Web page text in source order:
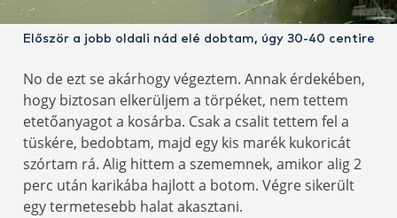
Először a jobb oldali nád elé dobtam, úgy 30-40 centire
No de ezt se akárhogy végeztem. Annak érdekében,
hogy biztosan elkerüljem a törpéket, nem tettem
etetőanyagot a kosárba. Csak a csalit tettem fel a
tüskére, bedobtam, majd egy kis marék kukoricát
szórtam rá. Alig hittem a szememnek, amikor alig 2
perc után karikába hajlott a botom. Végre sikerült
egy termetesebb halat akasztani.